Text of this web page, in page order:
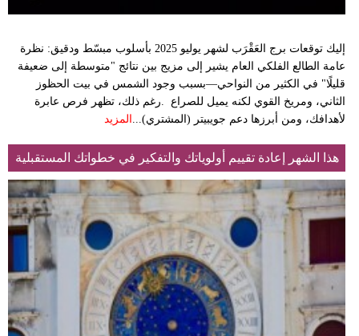
إليك توقعات برج العَقْرَب لشهر يوليو 2025 بأسلوب مبسّط ودقيق: نظرة
عامة الطالع الفلكي العام يشير إلى مزيج بين نتائج "متوسطة إلى ضعيفة
قليلًا" في الكثير من النواحي—بسبب وجود الشمس في بيت الحظوز
الثاني، ومريخ القوي لكنه يميل للصراع .رغم ذلك، تظهر فرص عابرة
لأهدافك، ومن أبرزها دعم جويبيتر (المشتري)...
المزيد
هذا الشهر إعادة تقييم أولوياتك والتفكير في خطواتك المستقبلية